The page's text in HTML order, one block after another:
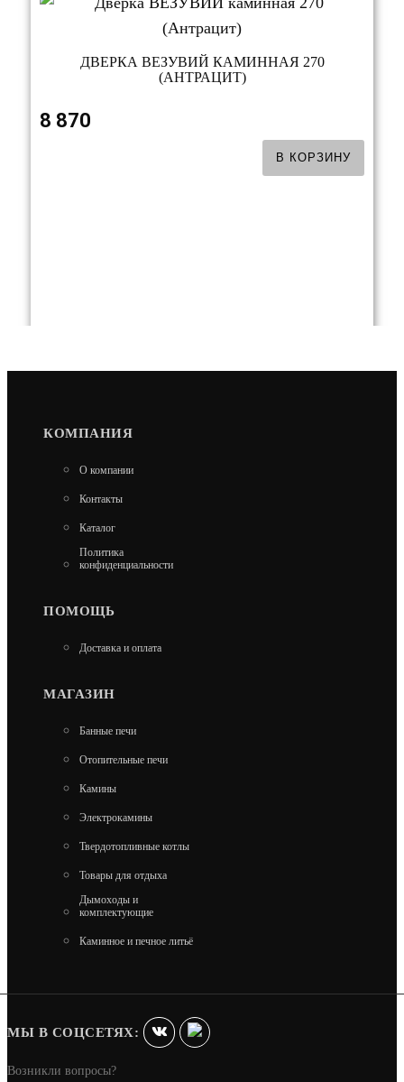
ДВЕРКА ВЕЗУВИЙ КАМИННАЯ 270
(АНТРАЦИТ)
8 870
В КОРЗИНУ
КРАШЕННАЯ. БЕЗ СТЕКЛА)
7 060
КРАШЕННАЯ, БЕЗ СТЕКЛА)
КОМПАНИЯ
О компании
Контакты
Каталог
Политика
конфиденциальности
ПОМОЩЬ
Доставка и оплата
МАГАЗИН
Банные печи
Отопительные печи
Камины
Электрокамины
Твердотопливные котлы
Товары для отдыха
Дымоходы и
комплектующие
Каминное и печное литьё
МЫ В СОЦСЕТЯХ:
Возникли вопросы?